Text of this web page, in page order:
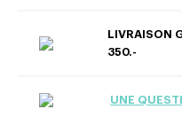
LIVRAISON
350.-
UNE